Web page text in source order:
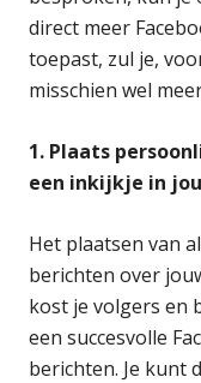
direct meer
toepast, zul je,
misschien wel
1. Plaats
een inkijkje in
Het plaatsen van
berichten over
kost je volgers en
een succesvolle
berichten. Je kunt